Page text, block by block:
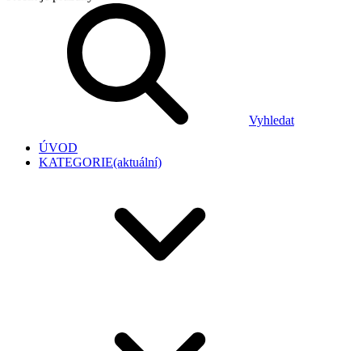
Vyhledat
ÚVOD
KATEGORIE(aktuální)